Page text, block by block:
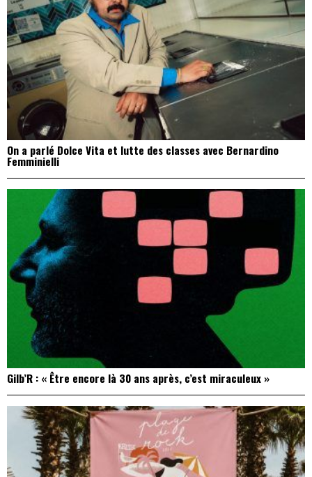
On a parlé Dolce Vita et lutte des classes avec Bernardino
Femminielli
Gilb’R : « Être encore là 30 ans après, c’est miraculeux »